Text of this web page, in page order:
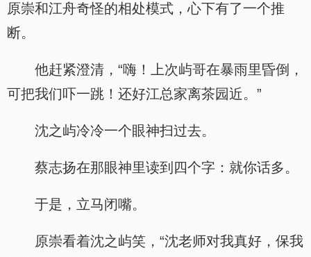
原崇和江舟奇怪的相处模式，心下有了一个推
断。
他赶紧澄清，“嗨！上次屿哥在暴雨里昏倒，
可把我们吓一跳！还好江总家离茶园近。”
沈之屿冷冷一个眼神扫过去。
蔡志扬在那眼神里读到四个字：就你话多。
于是，立马闭嘴。
原崇看着沈之屿笑，“沈老师对我真好，保我